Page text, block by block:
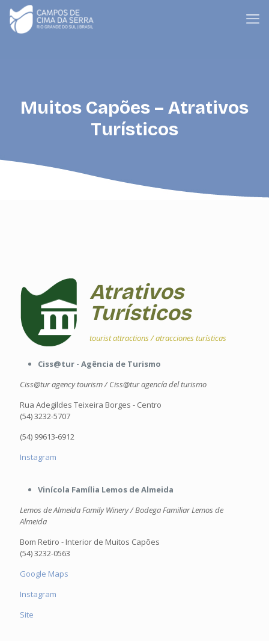
Muitos Capões – Atrativos
Turísticos
Atrativos
Turísticos
tourist attractions / atracciones turísticas
Ciss@tur - Agência de Turismo
Ciss@tur agency tourism / Ciss@tur agencía del turismo
Rua Adegildes Teixeira Borges - Centro
(54) 3232-5707
(54) 99613-6912
Instagram
Vinícola Família Lemos de Almeida
Lemos de Almeida Family Winery / Bodega Familiar Lemos de
Almeida
Bom Retiro - Interior de Muitos Capões
(54) 3232-0563
Google Maps
Instagram
Site